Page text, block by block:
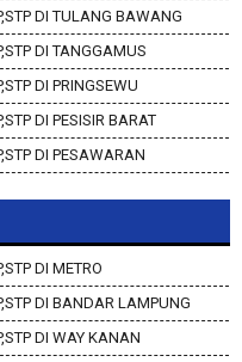
DI TULANG BAWANG
DI TANGGAMUS
DI PRINGSEWU
DI PESISIR BARAT
DI PESAWARAN
DI METRO
DI BANDAR LAMPUNG
DI WAY KANAN